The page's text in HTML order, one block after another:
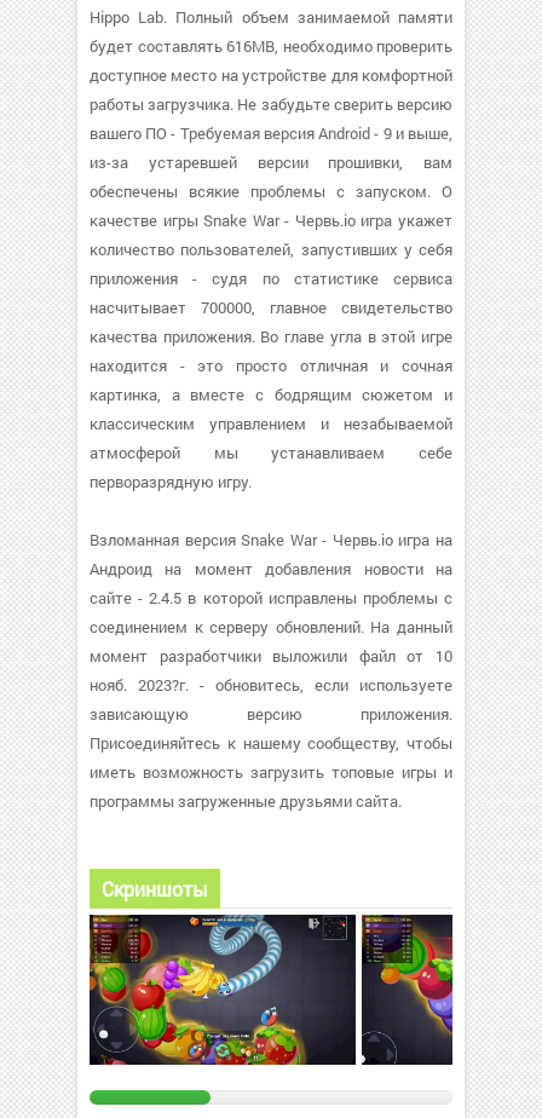
Hippo Lab. Полный объем занимаемой памяти
будет составлять 616MB, необходимо проверить
доступное место на устройстве для комфортной
работы загрузчика. Не забудьте сверить версию
вашего ПО - Требуемая версия Android - 9 и выше,
из-за устаревшей версии прошивки, вам
обеспечены всякие проблемы с запуском. О
качестве игры Snake War - Червь.io игра укажет
количество пользователей, запустивших у себя
приложения - судя по статистике сервиса
насчитывает 700000, главное свидетельство
качества приложения. Во главе угла в этой игре
находится - это просто отличная и сочная
картинка, а вместе с бодрящим сюжетом и
классическим управлением и незабываемой
атмосферой мы устанавливаем себе
перворазрядную игру.
Взломанная версия Snake War - Червь.io игра на
Андроид на момент добавления новости на
сайте - 2.4.5 в которой исправлены проблемы с
соединением к серверу обновлений. На данный
момент разработчики выложили файл от 10
нояб. 2023?г. - обновитесь, если используете
зависающую версию приложения.
Присоединяйтесь к нашему сообществу, чтобы
иметь возможность загрузить топовые игры и
программы загруженные друзьями сайта.
Скриншоты